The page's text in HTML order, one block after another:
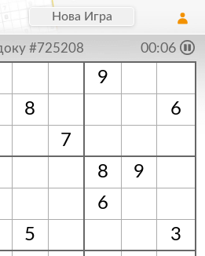
Нова Игра
#725208 00:06
9
8
6
7
8
9
6
5
3